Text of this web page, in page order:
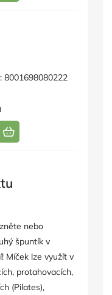
8001698080222
nebo
špuntík v
Míček lze využít v
protahovacích,
(Pilates),